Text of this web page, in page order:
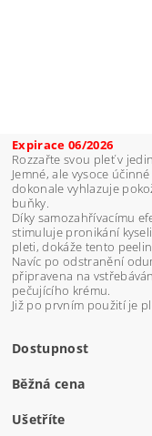
Expirace 06/2026
Rozzařte svou pleť v
Jemné, ale vysoce
dokonale vyhlazuje
buňky.
Díky samozahřívacímu
stimuluje pronikání
pleti, dokáže tento
Navíc po odstranění
připravena na
pečujícího krému.
Již po prvním použití je
Dostupnost
Běžná cena
Ušetříte